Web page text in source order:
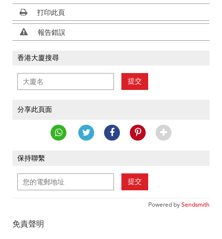
打印此頁
報告錯誤
香港大廈搜尋
提交
分享此頁面
保持聯繫
提交
Powered bySendsmith
免責聲明